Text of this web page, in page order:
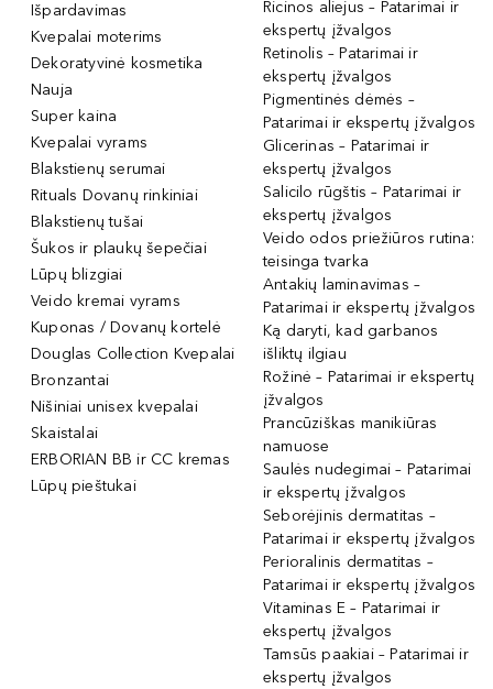
Išpardavimas
Kvepalai moterims
Dekoratyvinė kosmetika
Nauja
Super kaina
Kvepalai vyrams
Blakstienų serumai
Rituals Dovanų rinkiniai
Blakstienų tušai
Šukos ir plaukų šepečiai
Lūpų blizgiai
Veido kremai vyrams
Kuponas / Dovanų kortelė
Douglas Collection Kvepalai
Bronzantai
Nišiniai unisex kvepalai
Skaistalai
ERBORIAN BB ir CC kremas
Lūpų pieštukai
Ricinos aliejus – Patarimai ir
ekspertų įžvalgos
Retinolis – Patarimai ir
ekspertų įžvalgos
Pigmentinės dėmės –
Patarimai ir ekspertų įžvalgos
Glicerinas – Patarimai ir
ekspertų įžvalgos
Salicilo rūgštis – Patarimai ir
ekspertų įžvalgos
Veido odos priežiūros rutina:
teisinga tvarka
Antakių laminavimas –
Patarimai ir ekspertų įžvalgos
Ką daryti, kad garbanos
išliktų ilgiau
Rožinė – Patarimai ir ekspertų
įžvalgos
Prancūziškas manikiūras
namuose
Saulės nudegimai – Patarimai
ir ekspertų įžvalgos
Seborėjinis dermatitas –
Patarimai ir ekspertų įžvalgos
Perioralinis dermatitas –
Patarimai ir ekspertų įžvalgos
Vitaminas E – Patarimai ir
ekspertų įžvalgos
Tamsūs paakiai – Patarimai ir
ekspertų įžvalgos